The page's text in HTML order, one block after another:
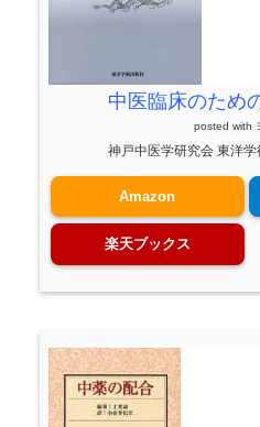
中医臨床のため
posted with
神戸中医学研究会 東洋
Amazon
楽天ブックス